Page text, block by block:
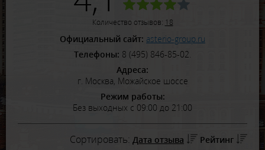
Количество отзывов: 18
Официальный сайт: asterio-group.ru
Телефоны: 8 (495) 846-85-02.
Адреса:
г. Москва, Можайское шоссе
Режим работы:
Без выходных с 09:00 до 21:00
Сортировать: Дата отзыва Рейтинг